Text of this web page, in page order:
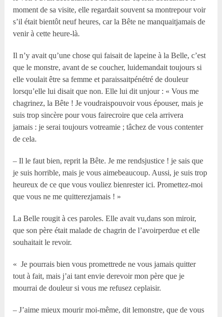
moment de sa visite, elle regardait souvent sa montrepour voir
s’il était bientôt neuf heures, car la Bête ne manquaitjamais de
venir à cette heure-là.
Il n’y avait qu’une chose qui faisait de lapeine à la Belle, c’est
que le monstre, avant de se coucher, luidemandait toujours si
elle voulait être sa femme et paraissaitpénétré de douleur
lorsqu’elle lui disait que non. Elle lui dit unjour : « Vous me
chagrinez, la Bête ! Je voudraispouvoir vous épouser, mais je
suis trop sincère pour vous fairecroire que cela arrivera
jamais : je serai toujours votreamie ; tâchez de vous contenter
de cela.
– Il le faut bien, reprit la Bête. Je me rendsjustice ! je sais que
je suis horrible, mais je vous aimebeaucoup. Aussi, je suis trop
heureux de ce que vous vouliez bienrester ici. Promettez-moi
que vous ne me quitterezjamais ! »
La Belle rougit à ces paroles. Elle avait vu,dans son miroir,
que son père était malade de chagrin de l’avoirperdue et elle
souhaitait le revoir.
« Je pourrais bien vous promettrede ne vous jamais quitter
tout à fait, mais j’ai tant envie derevoir mon père que je
mourrai de douleur si vous me refusez ceplaisir.
– J’aime mieux mourir moi-même, dit lemonstre, que de vous